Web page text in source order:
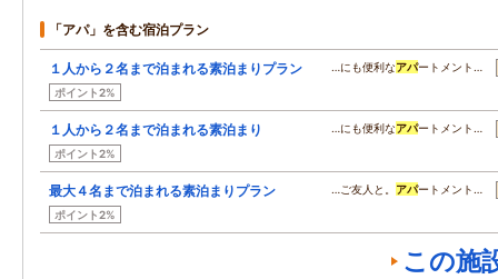
「アパ」を含む宿泊プラン
１人から２名まで泊まれる素泊まりプラン
ポイント2%
…にも便利なアパートメント…
１人から２名まで泊まれる素泊まり
ポイント2%
…にも便利なアパートメント…
最大４名まで泊まれる素泊まりプラン
ポイント2%
…ご友人と。 アパートメント…
この施